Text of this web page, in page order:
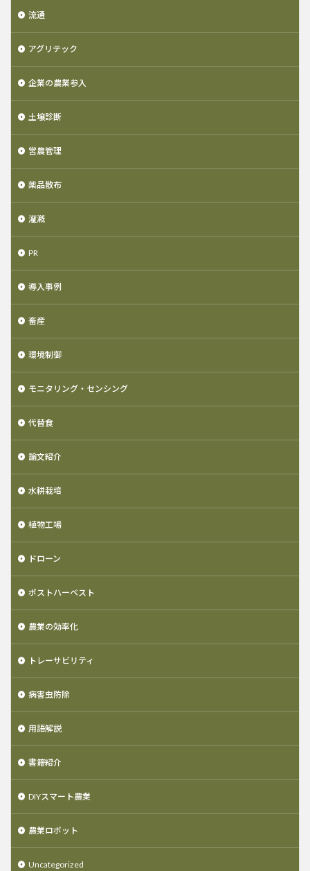
流通
アグリテック
企業の農業参入
土壌診断
営農管理
薬品散布
灌漑
PR
導入事例
畜産
環境制御
モニタリング・センシング
代替食
論文紹介
水耕栽培
植物工場
ドローン
ポストハーベスト
農業の効率化
トレーサビリティ
病害虫防除
用語解説
書籍紹介
DIYスマート農業
農業ロボット
Uncategorized